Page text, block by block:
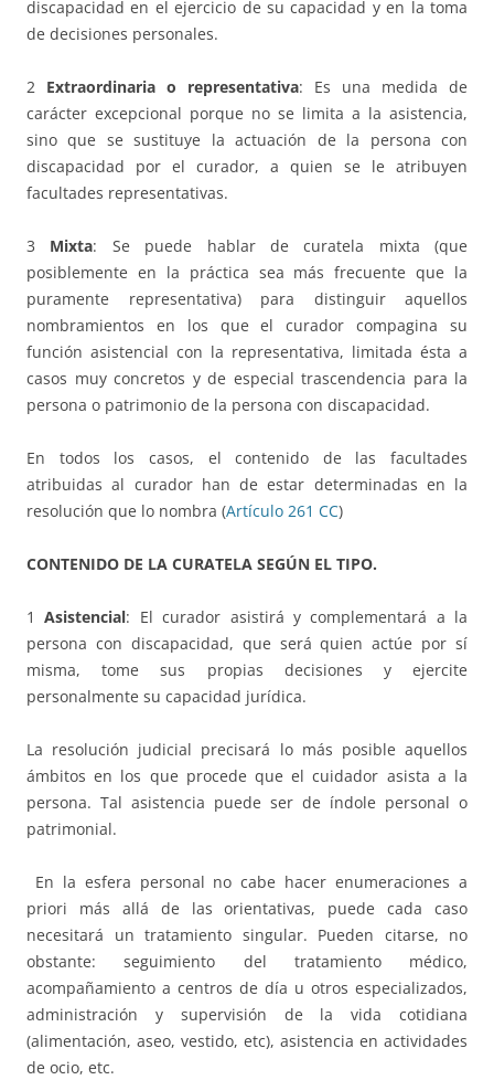
discapacidad en el ejercicio de su capacidad y en la toma
de decisiones personales.
2 Extraordinaria o representativa: Es una medida de
carácter excepcional porque no se limita a la asistencia,
sino que se sustituye la actuación de la persona con
discapacidad por el curador, a quien se le atribuyen
facultades representativas.
3 Mixta: Se puede hablar de curatela mixta (que
posiblemente en la práctica sea más frecuente que la
puramente representativa) para distinguir aquellos
nombramientos en los que el curador compagina su
función asistencial con la representativa, limitada ésta a
casos muy concretos y de especial trascendencia para la
persona o patrimonio de la persona con discapacidad.
En todos los casos, el contenido de las facultades
atribuidas al curador han de estar determinadas en la
resolución que lo nombra (Artículo 261 CC)
CONTENIDO DE LA CURATELA SEGÚN EL TIPO.
1Asistencial: El curador asistirá y complementará a la
persona con discapacidad, que será quien actúe por sí
misma, tome sus propias decisiones y ejercite
personalmente su capacidad jurídica.
La resolución judicial precisará lo más posible aquellos
ámbitos en los que procede que el cuidador asista a la
persona. Tal asistencia puede ser de índole personal o
patrimonial.
En la esfera personal no cabe hacer enumeraciones a
priori más allá de las orientativas, puede cada caso
necesitará un tratamiento singular. Pueden citarse, no
obstante: seguimiento del tratamiento médico,
acompañamiento a centros de día u otros especializados,
administración y supervisión de la vida cotidiana
(alimentación, aseo, vestido, etc), asistencia en actividades
de ocio, etc.